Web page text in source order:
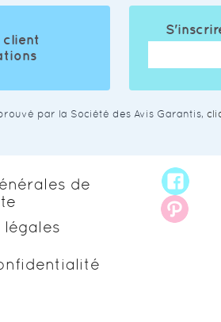
client
par la Société des Avis Garantis,
de
légales